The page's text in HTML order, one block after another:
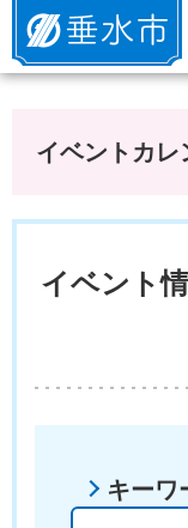
垂水市
イベントカレ
イベント
キーワ